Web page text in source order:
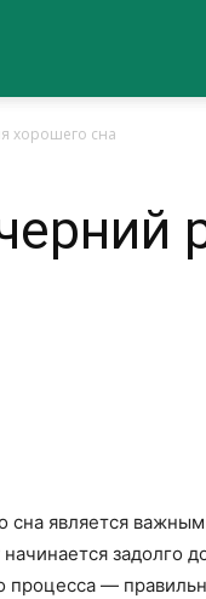
хорошего сна
сна является
задолго
процесса —